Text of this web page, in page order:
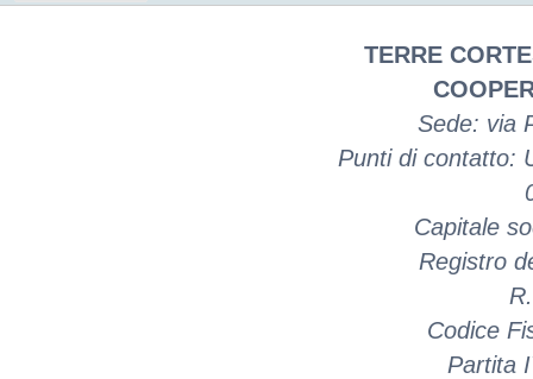
TERRE
Sede: via
Punti di contatto:
Capitale
Registro
Codice
Partita